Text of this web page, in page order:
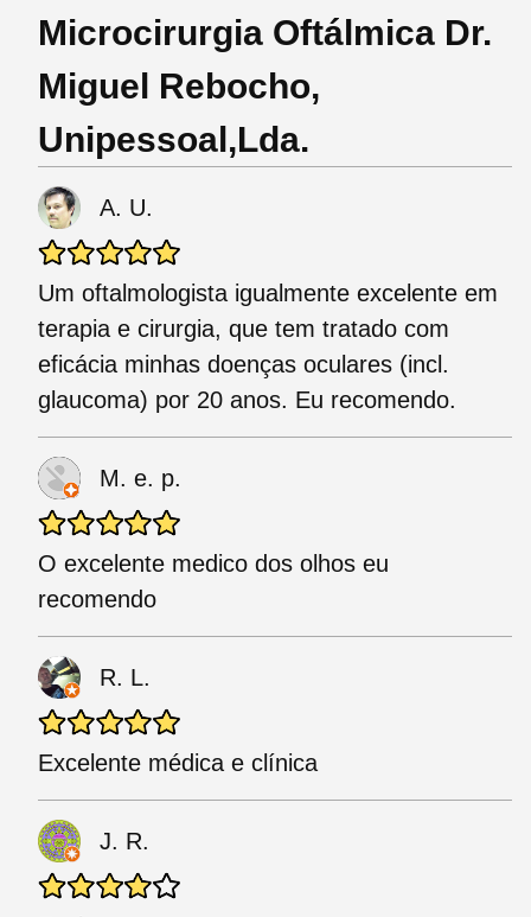
Microcirurgia Oftálmica Dr.
Miguel Rebocho,
Unipessoal,Lda.
A. U.
Um oftalmologista igualmente excelente em
terapia e cirurgia, que tem tratado com
eficácia minhas doenças oculares (incl.
glaucoma) por 20 anos. Eu recomendo.
M. e. p.
O excelente medico dos olhos eu
recomendo
R. L.
Excelente médica e clínica
J. R.